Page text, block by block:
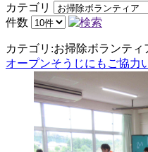
カテゴリ
件数
カテゴリ:お掃除ボランティ
オープンそうじにもご協力